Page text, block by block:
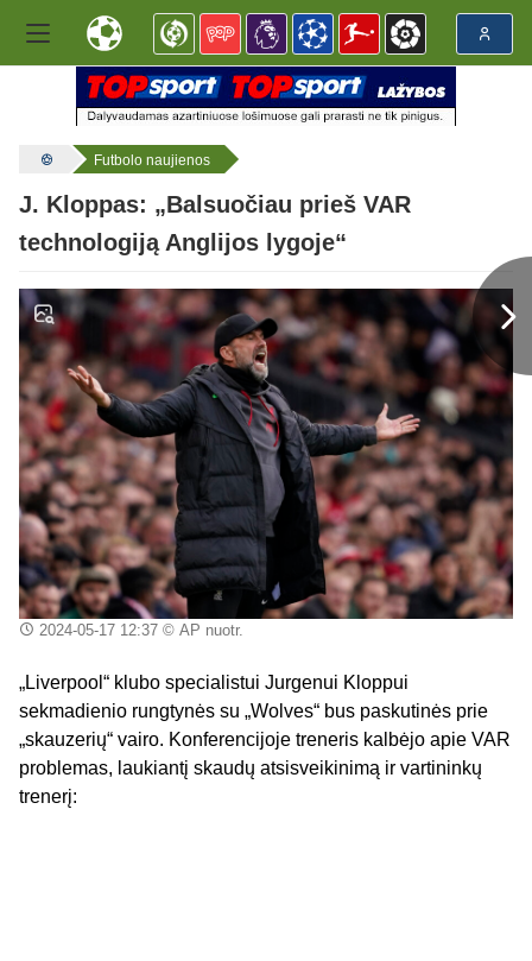
Futbolo naujienos
J. Kloppas: „Balsuočiau prieš VAR
technologiją Anglijos lygoje“
2024-05-17 12:37© AP nuotr.
„Liverpool“ klubo specialistui Jurgenui Kloppui
sekmadienio rungtynės su „Wolves“ bus paskutinės prie
„skauzerių“ vairo. Konferencijoje treneris kalbėjo apie VAR
problemas, laukiantį skaudų atsisveikinimą ir vartininkų
trenerį: